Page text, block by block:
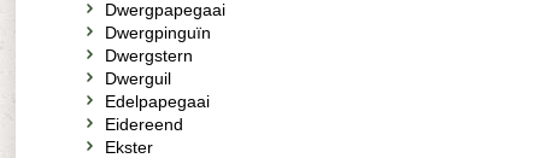
Dwergpapegaai
Dwergpinguïn
Dwergstern
Dwerguil
Edelpapegaai
Eidereend
Ekster